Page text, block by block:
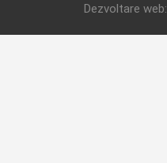
Dezvoltare web: